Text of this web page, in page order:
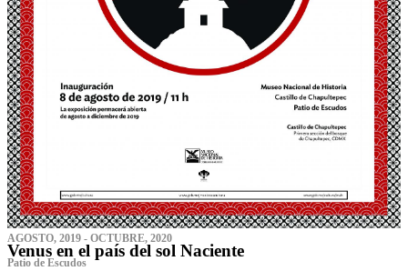
AGOSTO, 2019 - OCTUBRE, 2020
Venus en el país del sol Naciente
P‌atio de Escudos